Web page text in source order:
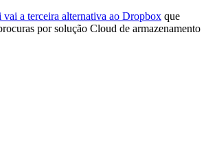
a terceira alternativa ao Dropbox que
por solução Cloud de armazenamento